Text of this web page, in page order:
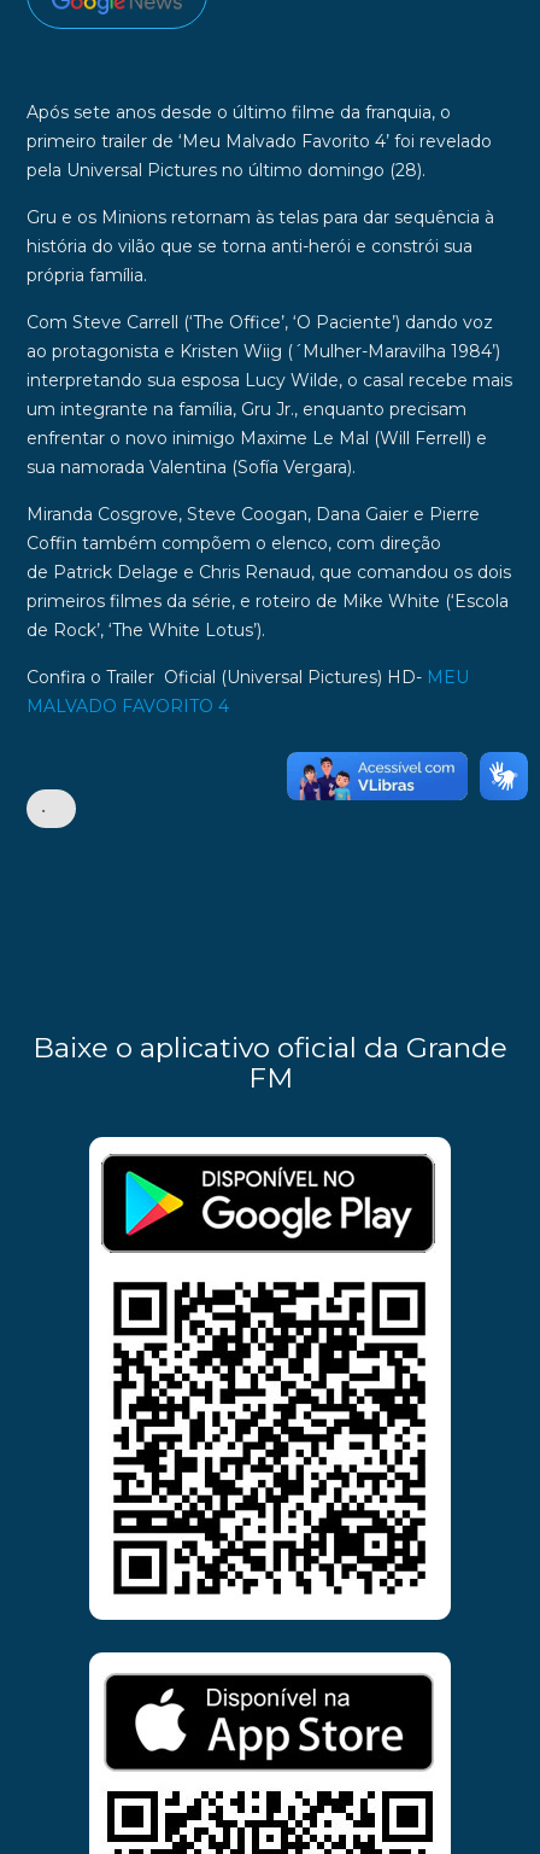
Após sete anos desde o último filme da franquia, o
primeiro trailer de ‘Meu Malvado Favorito 4’foi revelado
pela Universal Pictures no último domingo (28).
Gru e os Minions retornam às telas para dar sequência à
história do vilão que se torna anti-herói e constrói sua
própria família.
Com Steve Carrell (‘The Office’, ‘O Paciente’) dando voz
ao protagonista e Kristen Wiig (´Mulher-Maravilha 1984’)
interpretando sua esposa Lucy Wilde, o casal recebe mais
um integrante na família, Gru Jr., enquanto precisam
enfrentar o novo inimigo Maxime Le Mal (Will Ferrell) e
sua namorada Valentina (Sofía Vergara).
Miranda Cosgrove, Steve Coogan, Dana Gaiere Pierre
Coffin também compõem o elenco, com direção
de Patrick Delage e Chris Renaud, que comandou os dois
primeiros filmes da série, e roteiro de Mike White (‘Escola
de Rock’, ‘The White Lotus’).
Confira o Trailer Oficial (Universal Pictures) HD- MEU
MALVADO FAVORITO 4
•
Baixe o aplicativo oficial da Grande
FM